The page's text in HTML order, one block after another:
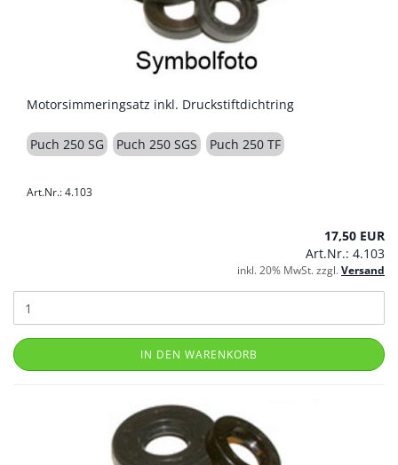
Motorsimmeringsatz inkl. Druckstiftdichtring
Puch 250 SG Puch 250 SGS Puch 250 TF
Art.Nr.: 4.103
17,50 EUR
Art.Nr.: 4.103
inkl. 20% MwSt. zzgl.Versand
IN DEN WARENKORB